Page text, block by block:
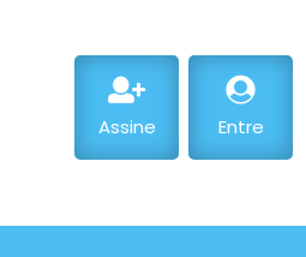
Assine Entre